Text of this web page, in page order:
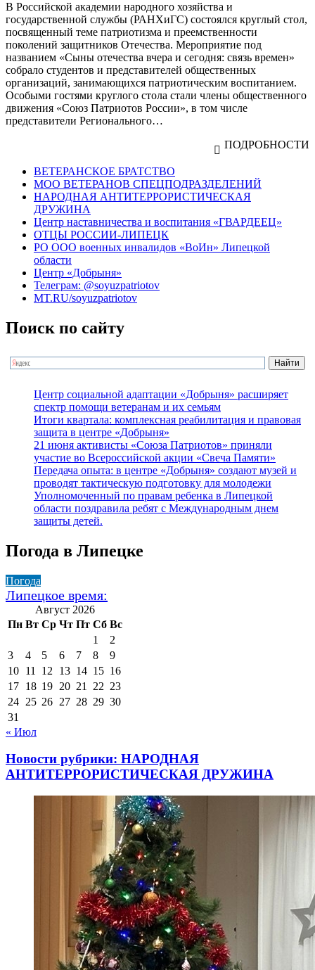
В Российской академии народного хозяйства и
государственной службы (РАНХиГС) состоялся круглый стол,
посвященный теме патриотизма и преемственности
поколений защитников Отечества. Мероприятие под
названием «Сыны отечества вчера и сегодня: связь времен»
собрало студентов и представителей общественных
организаций, занимающихся патриотическим воспитанием.
Особыми гостями круглого стола стали члены общественного
движения «Союз Патриотов России», в том числе
представители Регионального…
ПОДРОБНОСТИ
ВЕТЕРАНСКОЕ БРАТСТВО
МОО ВЕТЕРАНОВ СПЕЦПОДРАЗДЕЛЕНИЙ
НАРОДНАЯ АНТИТЕРРОРИСТИЧЕСКАЯ
ДРУЖИНА
Центр наставничества и воспитания «ГВАРДЕЕЦ»
ОТЦЫ РОССИИ-ЛИПЕЦК
РО ООО военных инвалидов «ВоИн» Липецкой
области
Центр «Добрыня»
Телеграм: @soyuzpatriotov
MT.RU/soyuzpatriotov
Поиск по сайту
Центр социальной адаптации «Добрыня» расширяет
спектр помощи ветеранам и их семьям
Итоги квартала: комплексная реабилитация и правовая
защита в центре «Добрыня»
21 июня активисты «Союза Патриотов» приняли
участие во Всероссийской акции «Свеча Памяти»
Передача опыта: в центре «Добрыня» создают музей и
проводят тактическую подготовку для молодежи
Уполномоченный по правам ребенка в Липецкой
области поздравила ребят с Международным днем
защиты детей.
Погода в Липецке
Погода
Липецкое время:
Август 2026
Пн Вт Ср Чт Пт Сб Вс
1
2
3
4 5 6 7 8
9
10 11 12 13 14 15 16
17 18 19 20 21 22 23
24 25 26 27 28 29 30
31
« Июл
Новости рубрики: НАРОДНАЯ
АНТИТЕРРОРИСТИЧЕСКАЯ ДРУЖИНА